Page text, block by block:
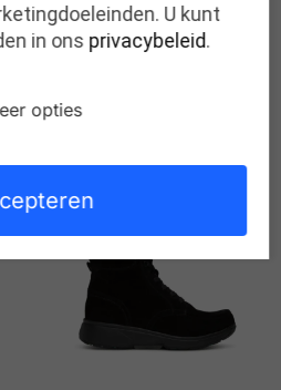
producten
U kunt
in ons privacybeleid.
opties